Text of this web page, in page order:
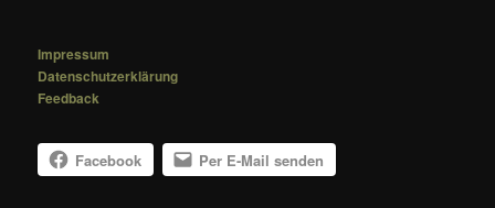
Impressum
Datenschutzerklärung
Feedback
Facebook Per E-Mail senden